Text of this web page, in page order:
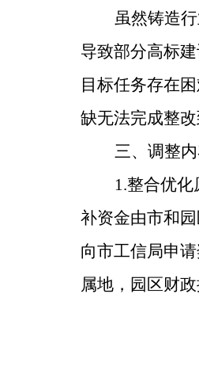
虽然铸造
导致部分高标
目标任务存在困
缺无法完成整
三、调整
1.整合优化
补资金由市和
向市工信局申
属地，园区财